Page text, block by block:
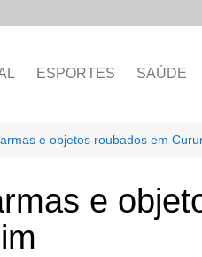
ESPORTES SAÚDE
e objetos roubados em
e